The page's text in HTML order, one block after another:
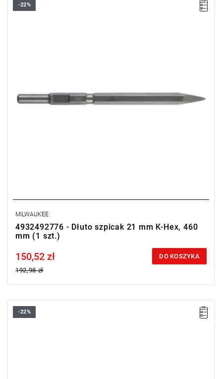
Idealne do szerokiego zakresu kruszenia i prac rozbiórkowych
-22%
MILWAUKEE
4932492776 - Dłuto szpicak 21 mm K-Hex, 460
mm (1 szt.)
Price tax included
150,52 zł
192,98 zł
DO KOSZYKA
• Długość całkowita: 460 mm
-22%